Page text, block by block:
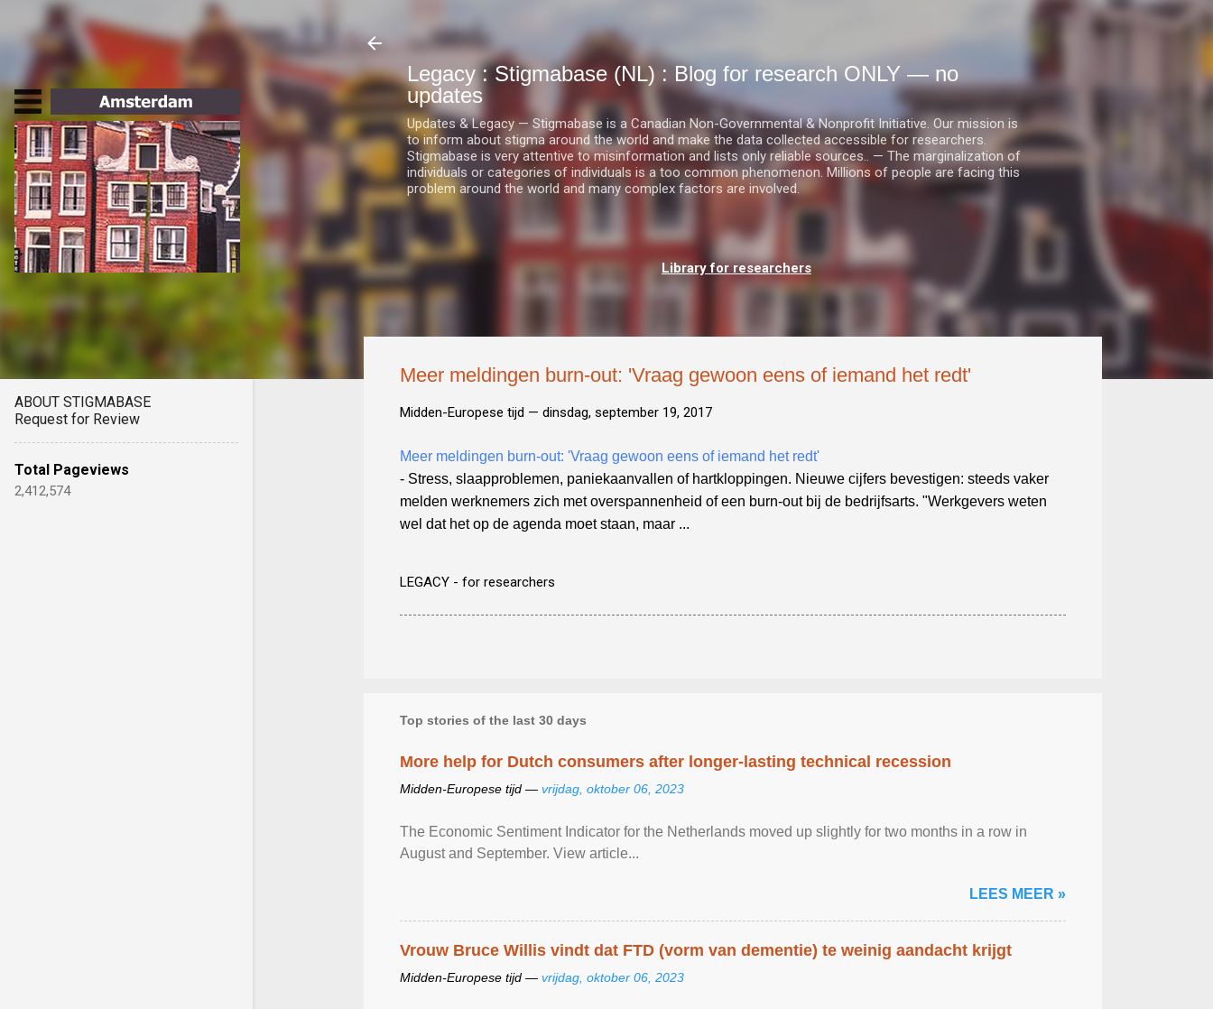
Legacy : Stigmabase (NL) : Blog for research ONLY — no
updates
Updates & Legacy — Stigmabase is a Canadian Non-Governmental & Nonprofit Initiative. Our mission is
to inform about stigma around the world and make the data collected accessible for researchers.
Stigmabase is very attentive to misinformation and lists only reliable sources.. — The marginalization of
individuals or categories of individuals is a too common phenomenon. Millions of people are facing this
problem around the world and many complex factors are involved.
Library for researchers
Meer meldingen burn-out: 'Vraag gewoon eens of iemand het redt'
Midden-Europese tijd — dinsdag, september 19, 2017
Meer meldingen burn-out: 'Vraag gewoon eens of iemand het redt'
- Stress, slaapproblemen, paniekaanvallen of hartkloppingen. Nieuwe cijfers bevestigen: steeds vaker
melden werknemers zich met overspannenheid of een burn-out bij de bedrijfsarts. "Werkgevers weten
wel dat het op de agenda moet staan, maar ...
LEGACY - for researchers
Top stories of the last 30 days
More help for Dutch consumers after longer-lasting technical recession
Midden-Europese tijd — vrijdag, oktober 06, 2023
The Economic Sentiment Indicator for the Netherlands moved up slightly for two months in a row in
August and September. View article...
LEES MEER »
Vrouw Bruce Willis vindt dat FTD (vorm van dementie) te weinig aandacht krijgt
Midden-Europese tijd — vrijdag, oktober 06, 2023
ABOUT STIGMABASE
Request for Review
Total Pageviews
2,412,574